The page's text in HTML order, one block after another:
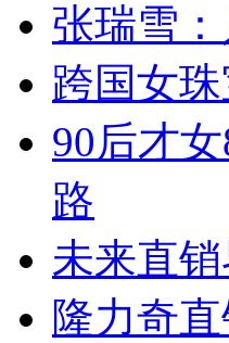
张瑞雪
跨国女
90后才
路
未来直
隆力奇